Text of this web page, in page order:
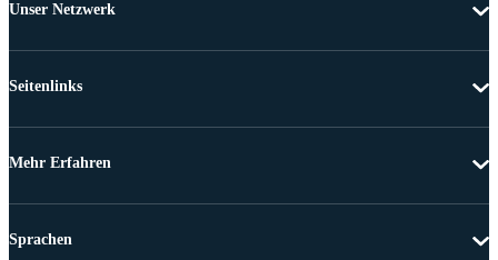
Unser Netzwerk
Seitenlinks
Mehr Erfahren
Sprachen